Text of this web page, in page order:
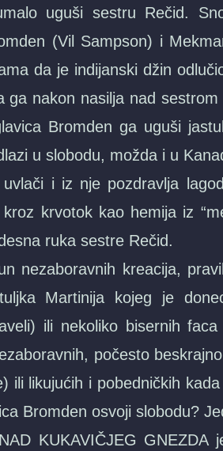
uguši sestru Rečid.
(Vil Sampson) i
da je indijanski džin
ga nakon nasilja nad
Bromden ga uguši
u slobodu, možda i u
i iz nje pozdravlja
krvotok kao hemija iz
ruka sestre Rečid.
nezaboravnih kreacija,
Martinija kojeg je
ili nekoliko bisernih
počesto
ili likujućih i pobedničkih
Bromden osvoji slobodu?
KUKAVIČJEG